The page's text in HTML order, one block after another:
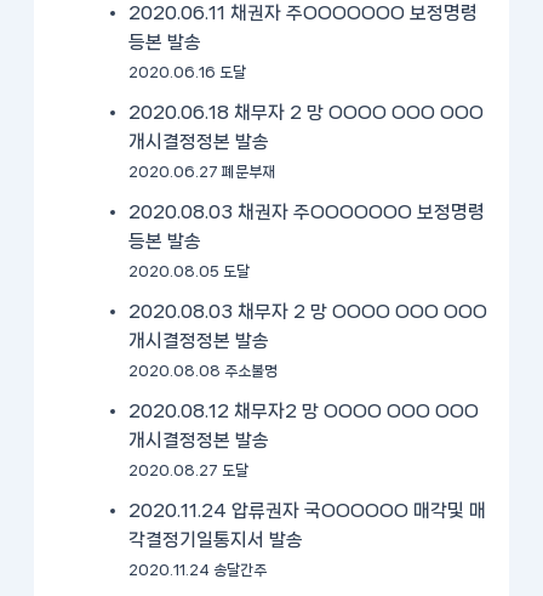
2020.06.11 채권자 주OOOOOOO 보정명령
등본 발송
2020.06.16 도달
2020.06.18 채무자 2 망 OOOO OOO OOO
개시결정정본 발송
2020.06.27 폐문부재
2020.08.03 채권자 주OOOOOOO 보정명령
등본 발송
2020.08.05 도달
2020.08.03 채무자 2 망 OOOO OOO OOO
개시결정정본 발송
2020.08.08 주소불명
2020.08.12 채무자2 망 OOOO OOO OOO
개시결정정본 발송
2020.08.27 도달
2020.11.24 압류권자 국OOOOOO 매각및 매
각결정기일통지서 발송
2020.11.24 송달간주